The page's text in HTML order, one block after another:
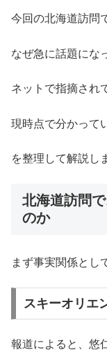
今回の北海道訪問
なぜ急に話題にな
ネットで指摘され
現時点で分かって
を整理して解説し
北海道訪問
のか
まず事実関係とし
スキーオリエ
報道によると、悠